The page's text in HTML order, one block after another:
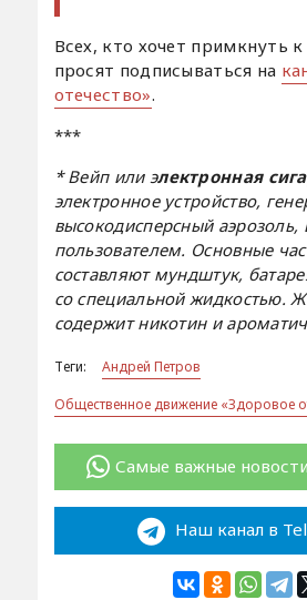
Всех, кто хочет примкнуть
просят подписываться на
отечество».
***
* Вейп или электронная
электронное устройство,
высокодисперсный
пользователем. Основные
составляют мундштук,
со специальной жидкостью.
содержит никотин и
Теги:
Андрей Петров
Общественное движение «Здоровое
Самые важные
Наш канал в